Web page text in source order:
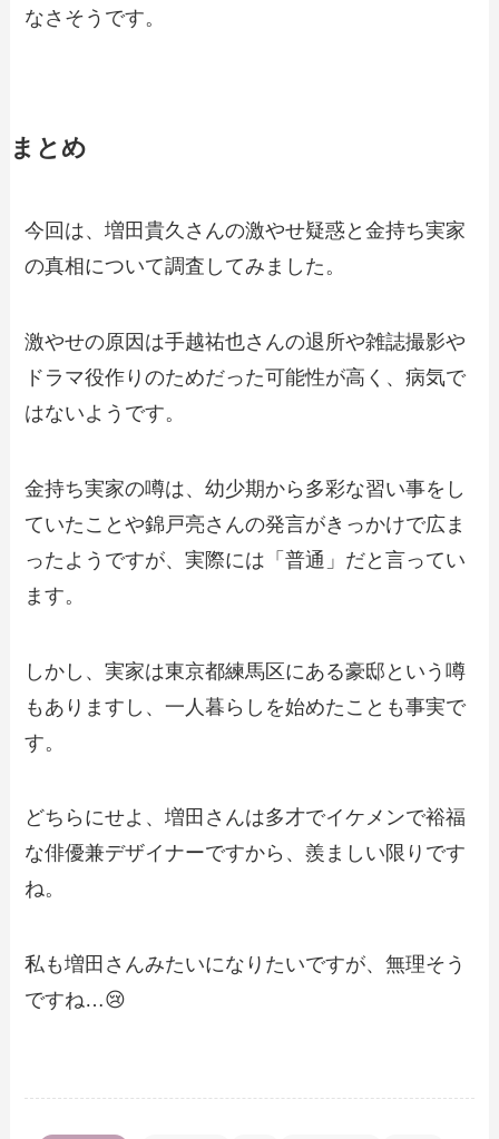
なさそうです。
まとめ
今回は、増田貴久さんの激やせ疑惑と金持ち実家
の真相について調査してみました。
激やせの原因は手越祐也さんの退所や雑誌撮影や
ドラマ役作りのためだった可能性が高く、病気で
はないようです。
金持ち実家の噂は、幼少期から多彩な習い事をし
ていたことや錦戸亮さんの発言がきっかけで広ま
ったようですが、実際には「普通」だと言ってい
ます。
しかし、実家は東京都練馬区にある豪邸という噂
もありますし、一人暮らしを始めたことも事実で
す。
どちらにせよ、増田さんは多才でイケメンで裕福
な俳優兼デザイナーですから、羨ましい限りです
ね。
私も増田さんみたいになりたいですが、無理そう
ですね…😢